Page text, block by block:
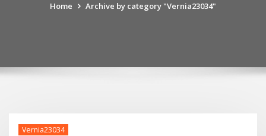
Home Archive by category "Vernia23034"
Vernia23034